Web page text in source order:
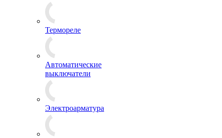
Термореле
Автоматические
выключатели
Электроарматура